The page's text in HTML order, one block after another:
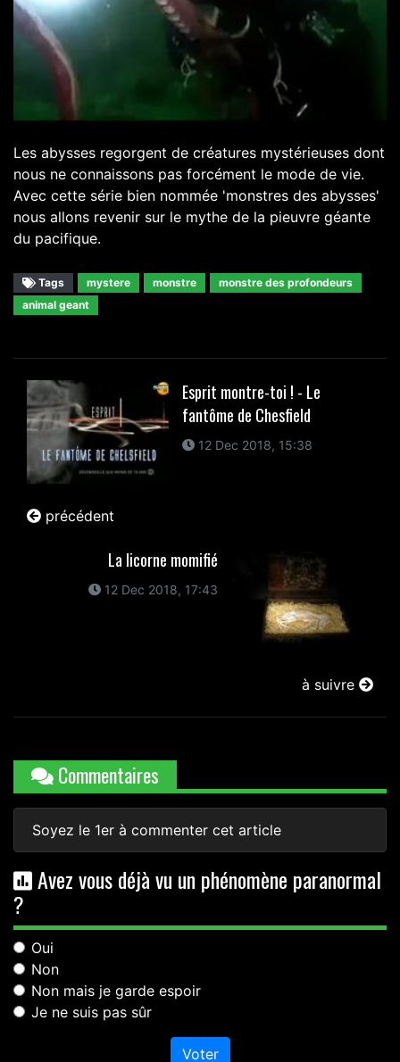
Les abysses regorgent de créatures mystérieuses dont
nous ne connaissons pas forcément le mode de vie.
Avec cette série bien nommée 'monstres des abysses'
nous allons revenir sur le mythe de la pieuvre géante
du pacifique.
Tags mystere monstre
monstre des profondeurs
animal geant
Esprit montre-toi ! - Le
fantôme de Chesfield
12 Dec 2018, 15:38
précédent
La licorne momifié
12 Dec 2018, 17:43
à suivre
Commentaires
Soyez le 1er à commenter cet article
Avez vous déjà vu un phénomène paranormal
?
Oui
Non
Non mais je garde espoir
Je ne suis pas sûr
Voter